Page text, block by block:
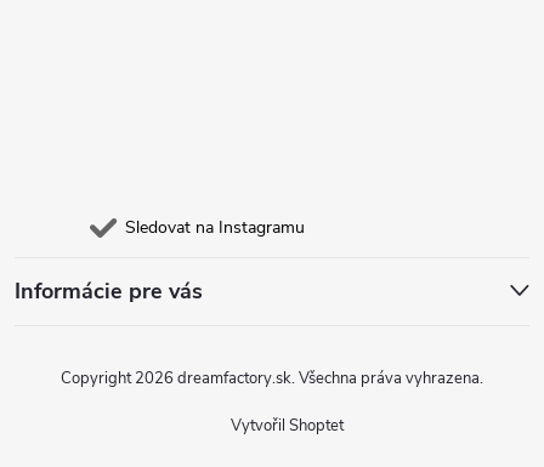
Sledovat na Instagramu
Informácie pre vás
Vytvořil Shoptet
Copyright 2026 dreamfactory.sk. Všechna práva vyhrazena.